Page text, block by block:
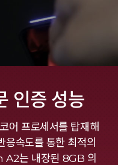
인증 성능
어 프로세서를 탑재해
응속도를 통한 최적의
A2는 내장된 8GB 의